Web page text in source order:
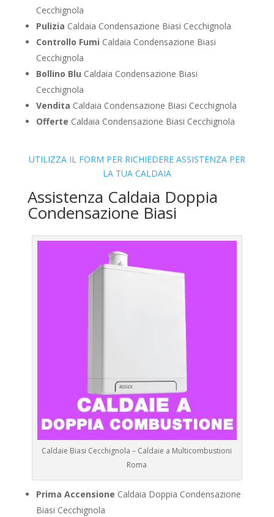
Cecchignola
Pulizia Caldaia Condensazione Biasi Cecchignola
Controllo Fumi Caldaia Condensazione Biasi
Cecchignola
Bollino Blu Caldaia Condensazione Biasi
Cecchignola
Vendita Caldaia Condensazione Biasi Cecchignola
Offerte Caldaia Condensazione Biasi Cecchignola
UTILIZZA IL FORM PER RICHIEDERE ASSISTENZA PER
LA TUA CALDAIA
Assistenza Caldaia Doppia
Condensazione Biasi
Caldaie Biasi Cecchignola – Caldaie a Multicombustioni
Roma
Prima Accensione Caldaia Doppia Condensazione
Biasi Cecchignola